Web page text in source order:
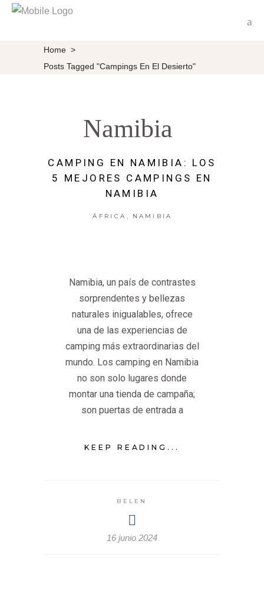
Home >
Posts Tagged "Campings En El Desierto"
Namibia
CAMPING EN NAMIBIA: LOS
5 MEJORES CAMPINGS EN
NAMIBIA
ÁFRICA NAMIBIA
Namibia, un país de contrastes
sorprendentes y bellezas
naturales inigualables, ofrece
una de las experiencias de
camping más extraordinarias del
mundo. Los camping en Namibia
no son solo lugares donde
montar una tienda de campaña;
son puertas de entrada a
KEEP READING...
BELEN
16 junio 2024